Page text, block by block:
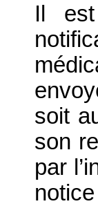
Il
soit
son
par